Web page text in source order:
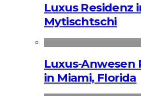
Luxus Residenz
Mytischtschi
Luxus-Anwesen
in Miami, Florida